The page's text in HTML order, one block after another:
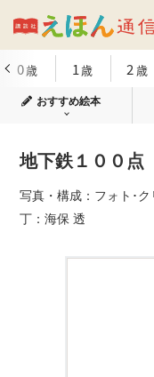
0歳 1歳 2 歳
おすすめ絵本
地下鉄１００点
写真・構成：フォ
丁：海保 透